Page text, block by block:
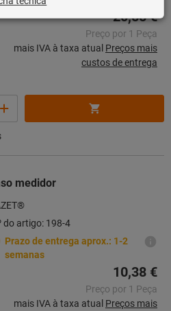
20,55 €
Preço por 1 Peça
mais IVA à taxa atual Preços mais
custos de entrega
medidor
do artigo: 198-4
Prazo de entrega aprox.: 1-2
semanas
10,38 €
Preço por 1 Peça
mais IVA à taxa atual Preços mais